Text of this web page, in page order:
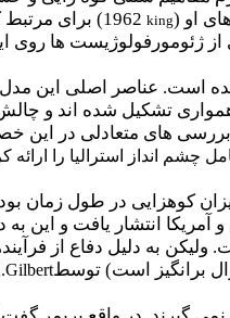
او (king
1962) برای
ژئومورفولوژیست ها روی
تشکیل شده اند و
های متعادلی در این
چشم انداز استرالیا را ارائه
کوهزایی در طول زمان
انتشار یافت و این به
به دلیل دفاع از
برانگیز است) توسط